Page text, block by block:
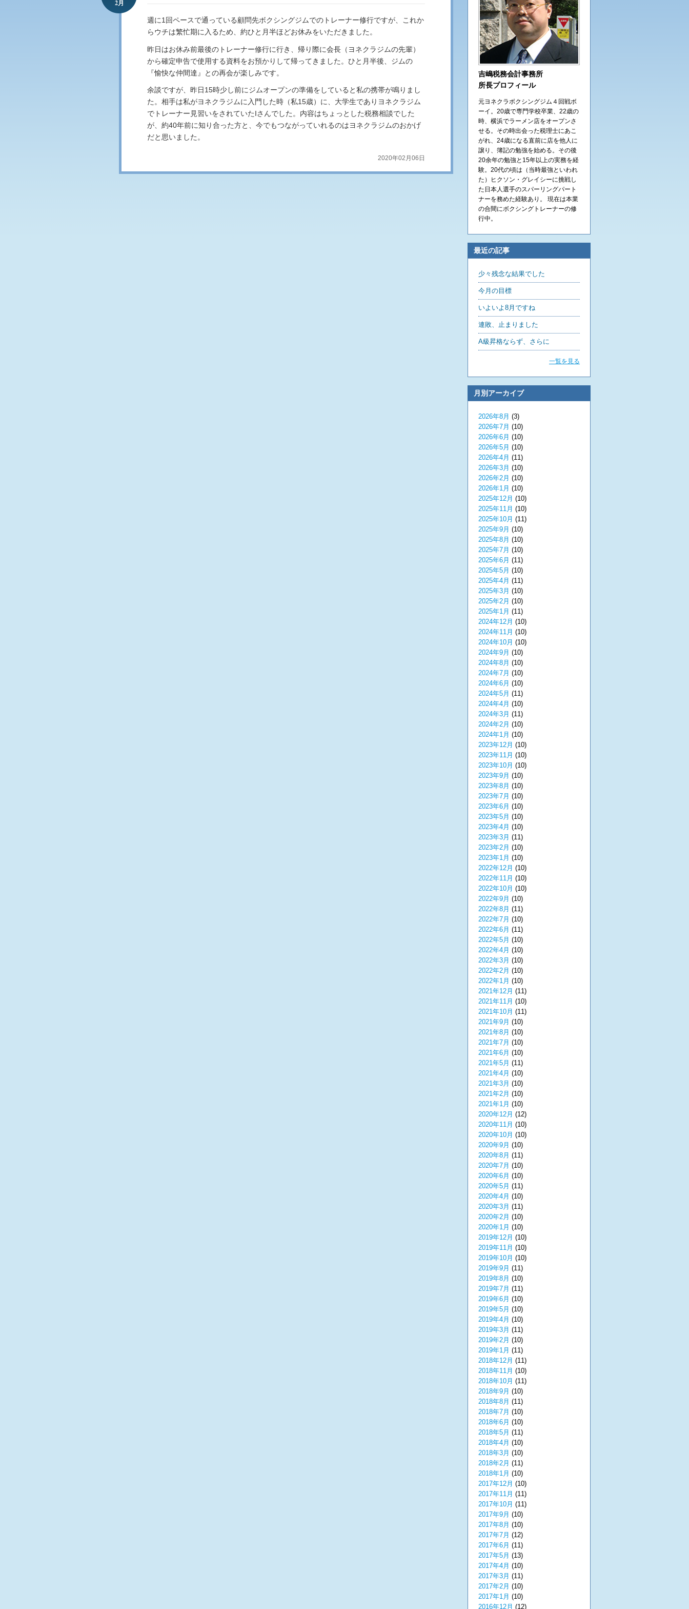
2月
週に1回ペースで通っている顧問先ボクシングジムでのトレーナー修行ですが、これか
らウチは繁忙期に入るため、約ひと月半ほどお休みをいただきました。
昨日はお休み前最後のトレーナー修行に行き、帰り際に会長（ヨネクラジムの先輩）
から確定申告で使用する資料をお預かりして帰ってきました。ひと月半後、ジムの
『愉快な仲間達』との再会が楽しみです。
余談ですが、昨日15時少し前にジムオープンの準備をしていると私の携帯が鳴りまし
た。相手は私がヨネクラジムに入門した時（私15歳）に、大学生でありヨネクラジム
でトレーナー見習いをされていたIさんでした。内容はちょっとした税務相談でした
が、約40年前に知り合った方と、今でもつながっていれるのはヨネクラジムのおかげ
だと思いました。
2020年02月06日
吉嶋税務会計事務所
所長プロフィール
元ヨネクラボクシングジム４回戦ボ
ーイ。20歳で専門学校卒業、22歳の
時、横浜でラーメン店をオープンさ
せる。その時出会った税理士にあこ
がれ、24歳になる直前に店を他人に
譲り、簿記の勉強を始める。その後
20余年の勉強と15年以上の実務を経
験。20代の頃は（当時最強といわれ
た）ヒクソン・グレイシーに挑戦し
た日本人選手のスパーリングパート
ナーを務めた経験あり。 現在は本業
の合間にボクシングトレーナーの修
行中。
最近の記事
少々残念な結果でした
今月の目標
いよいよ8月ですね
連敗、止まりました
A級昇格ならず、さらに
一覧を見る
月別アーカイブ
2026年8月 (3)
2026年7月 (10)
2026年6月 (10)
2026年5月 (10)
2026年4月 (11)
2026年3月 (10)
2026年2月 (10)
2026年1月 (10)
2025年12月 (10)
2025年11月 (10)
2025年10月 (11)
2025年9月 (10)
2025年8月 (10)
2025年7月 (10)
2025年6月 (11)
2025年5月 (10)
2025年4月 (11)
2025年3月 (10)
2025年2月 (10)
2025年1月 (11)
2024年12月 (10)
2024年11月 (10)
2024年10月 (10)
2024年9月 (10)
2024年8月 (10)
2024年7月 (10)
2024年6月 (10)
2024年5月 (11)
2024年4月 (10)
2024年3月 (11)
2024年2月 (10)
2024年1月 (10)
2023年12月 (10)
2023年11月 (10)
2023年10月 (10)
2023年9月 (10)
2023年8月 (10)
2023年7月 (10)
2023年6月 (10)
2023年5月 (10)
2023年4月 (10)
2023年3月 (11)
2023年2月 (10)
2023年1月 (10)
2022年12月 (10)
2022年11月 (10)
2022年10月 (10)
2022年9月 (10)
2022年8月 (11)
2022年7月 (10)
2022年6月 (11)
2022年5月 (10)
2022年4月 (10)
2022年3月 (10)
2022年2月 (10)
2022年1月 (10)
2021年12月 (11)
2021年11月 (10)
2021年10月 (11)
2021年9月 (10)
2021年8月 (10)
2021年7月 (10)
2021年6月 (10)
2021年5月 (11)
2021年4月 (10)
2021年3月 (10)
2021年2月 (10)
2021年1月 (10)
2020年12月 (12)
2020年11月 (10)
2020年10月 (10)
2020年9月 (10)
2020年8月 (11)
2020年7月 (10)
2020年6月 (10)
2020年5月 (11)
2020年4月 (10)
2020年3月 (11)
2020年2月 (10)
2020年1月 (10)
2019年12月 (10)
2019年11月 (10)
2019年10月 (10)
2019年9月 (11)
2019年8月 (10)
2019年7月 (11)
2019年6月 (10)
2019年5月 (10)
2019年4月 (10)
2019年3月 (11)
2019年2月 (10)
2019年1月 (11)
2018年12月 (11)
2018年11月 (10)
2018年10月 (11)
2018年9月 (10)
2018年8月 (11)
2018年7月 (10)
2018年6月 (10)
2018年5月 (11)
2018年4月 (10)
2018年3月 (10)
2018年2月 (11)
2018年1月 (10)
2017年12月 (10)
2017年11月 (11)
2017年10月 (11)
2017年9月 (10)
2017年8月 (10)
2017年7月 (12)
2017年6月 (11)
2017年5月 (13)
2017年4月 (10)
2017年3月 (11)
2017年2月 (10)
2017年1月 (10)
2016年12月 (12)